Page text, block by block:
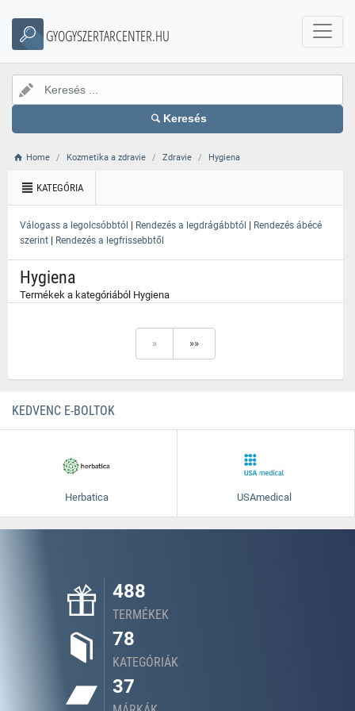
GYOGYSZERTARCENTER.HU
Keresés
Home Kozmetika a zdravie Zdravie Hygiena
KATEGÓRIA
Válogass a legolcsóbbtól | Rendezés a legdrágábbtól | Rendezés ábécé
szerint | Rendezés a legfrissebbtől
Hygiena
Termékek a kategóriából Hygiena
» »»
KEDVENC E-BOLTOK
Herbatica USAmedical
488
TERMÉKEK
78
KATEGÓRIÁK
37